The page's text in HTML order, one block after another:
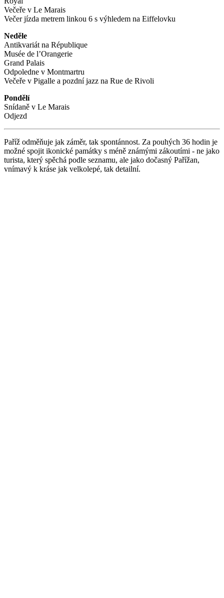
Večeře v Le Marais
Večer jízda metrem linkou 6 s výhledem na Eiffelovku
Neděle
Antikvariát na République
Musée de l’Orangerie
Grand Palais
Odpoledne v Montmartru
Večeře v Pigalle a pozdní jazz na Rue de Rivoli
Pondělí
Snídaně v Le Marais
Odjezd
Paříž odměňuje jak záměr, tak spontánnost. Za pouhých 36 hodin je
možné spojit ikonické památky s méně známými zákoutími - ne jako
turista, který spěchá podle seznamu, ale jako dočasný Pařížan,
vnímavý k kráse jak velkolepé, tak detailní.